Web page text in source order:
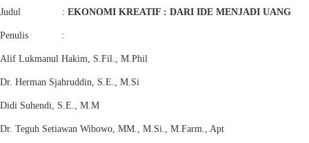
Judul : EKONOMI KREATIF : DARI IDE MENJADI UANG
Penulis :
Alif Lukmanul Hakim, S.Fil., M.Phil
Dr. Herman Sjahruddin, S.E., M.Si
Didi Suhendi, S.E., M.M
Dr. Teguh Setiawan Wibowo, MM., M.Si., M.Farm., Apt